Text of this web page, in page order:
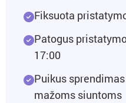
Fiksuota
Patogus
17:00
Puikus
mažoms siuntoms